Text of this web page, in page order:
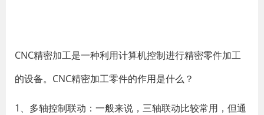
CNC精密加工是一种利用计算机控制进行精密零件加工
的设备。CNC精密加工零件的作用是什么？
1、多轴控制联动：一般来说，三轴联动比较常用，但通